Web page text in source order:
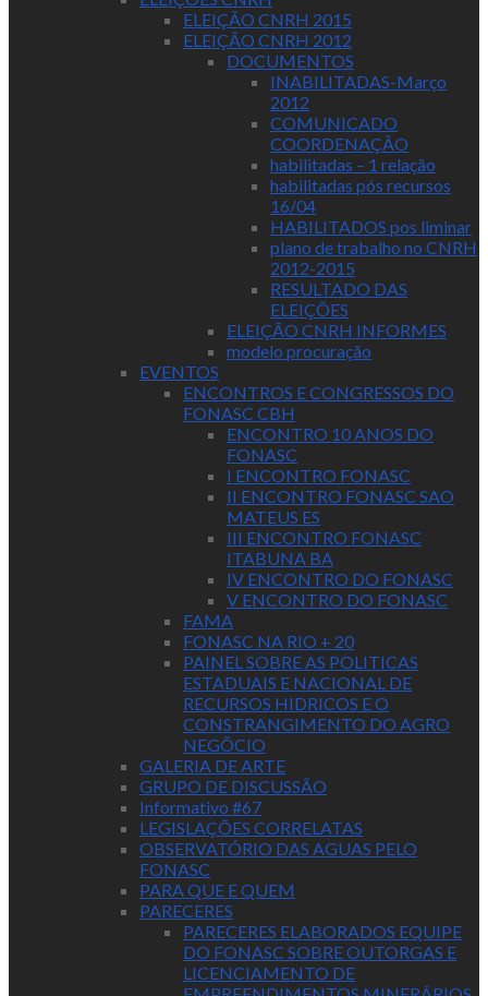
ELEIÇÃO CNRH 2015
ELEIÇÃO CNRH 2012
DOCUMENTOS
INABILITADAS-Março
2012
COMUNICADO
COORDENAÇÃO
habilitadas – 1 relação
habilitadas pós recursos
16/04
HABILITADOS pos liminar
plano de trabalho no CNRH
2012-2015
RESULTADO DAS
ELEIÇÕES
ELEIÇÃO CNRH INFORMES
modelo procuração
EVENTOS
ENCONTROS E CONGRESSOS DO
FONASC CBH
ENCONTRO 10 ANOS DO
FONASC
I ENCONTRO FONASC
II ENCONTRO FONASC SAO
MATEUS ES
III ENCONTRO FONASC
ITABUNA BA
IV ENCONTRO DO FONASC
V ENCONTRO DO FONASC
FAMA
FONASC NA RIO + 20
PAINEL SOBRE AS POLITICAS
ESTADUAIS E NACIONAL DE
RECURSOS HIDRICOS E O
CONSTRANGIMENTO DO AGRO
NEGÕCIO
GALERIA DE ARTE
GRUPO DE DISCUSSÃO
Informativo #67
LEGISLAÇÕES CORRELATAS
OBSERVATÓRIO DAS AGUAS PELO
FONASC
PARA QUE E QUEM
PARECERES
PARECERES ELABORADOS EQUIPE
DO FONASC SOBRE OUTORGAS E
LICENCIAMENTO DE